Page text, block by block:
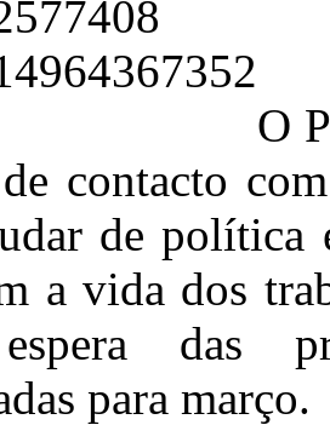
O
contacto
de política
a vida dos
das
para março.